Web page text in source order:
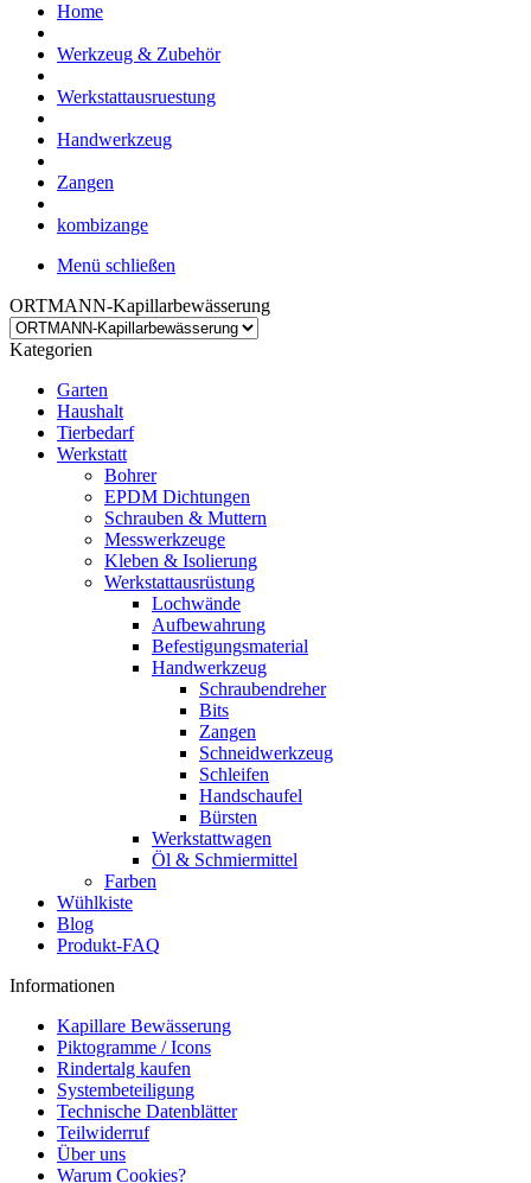
Home
Werkzeug & Zubehör
Werkstattausruestung
Handwerkzeug
Zangen
kombizange
Menü schließen
ORTMANN-Kapillarbewässerung
Kategorien
Garten
Haushalt
Tierbedarf
Werkstatt
Bohrer
EPDM Dichtungen
Schrauben & Muttern
Messwerkzeuge
Kleben & Isolierung
Werkstattausrüstung
Lochwände
Aufbewahrung
Befestigungsmaterial
Handwerkzeug
Schraubendreher
Bits
Zangen
Schneidwerkzeug
Schleifen
Handschaufel
Bürsten
Werkstattwagen
Öl & Schmiermittel
Farben
Wühlkiste
Blog
Produkt-FAQ
Informationen
Kapillare Bewässerung
Piktogramme / Icons
Rindertalg kaufen
Systembeteiligung
Technische Datenblätter
Teilwiderruf
Über uns
Warum Cookies?